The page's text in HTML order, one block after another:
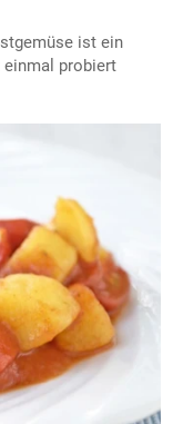
ist ein
einmal probiert